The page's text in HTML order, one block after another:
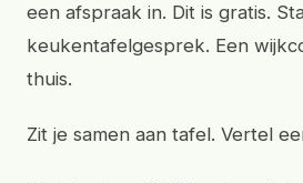
een afspraak in. Dit is gratis.
keukentafelgesprek. Een
thuis.
Zit je samen aan tafel. Vertel